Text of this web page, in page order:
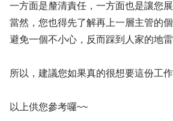
一方面是釐清責任，一方面也是讓您
當然，您也得先了解再上一層主管的
避免一個不小心，反而踩到人家的地
所以，建議您如果真的很想要這份工
以上供您參考囉~~